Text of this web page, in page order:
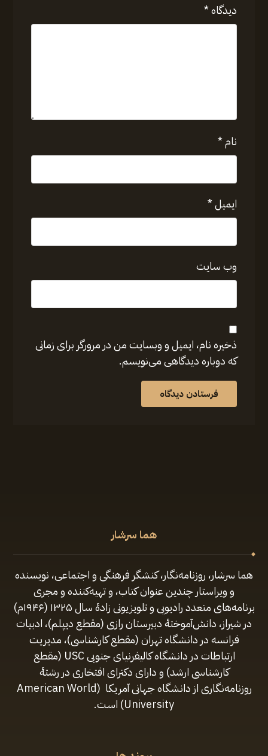
دیدگاه*
نام*
ایمیل*
وب‌ سایت
ذخیره نام، ایمیل و وبسایت من در مرورگر برای زمانی
که دوباره دیدگاهی می‌نویسم.
فرستادن دیدگاه
هما سرشار
هما سرشار، روزنامه‌نگار، کنشگر فرهنگی و اجتماعی، نویسنده
و ویراستار چندین عنوان کتاب، و تهیه‌کننده و مجری
برنامه‌های متعدد رادیویی و تلویزیونی زادهٔ سال ۱۳۲۵ (۱۹۴۶م)
در شیراز، دانش‌آموختهٔ دبیرستان رازی (مقطع‌ دیپلم)، ادبیات
فرانسه در دانشگاه تهران (مقطع کارشناسی)، مدیریت
ارتباطات در دانشگاه کالیفرنیای جنوبی USC (مقطع
کارشناسی ارشد) و دارای دکترای افتخاری در رشتهٔ
روزنامه‌نگاری از دانشگاه جهانی آمریکا (American World
University) است.